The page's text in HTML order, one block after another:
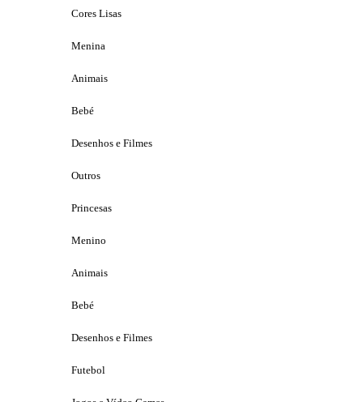
Cores Lisas
Menina
Animais
Bebé
Desenhos e Filmes
Outros
Princesas
Menino
Animais
Bebé
Desenhos e Filmes
Futebol